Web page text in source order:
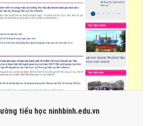
tiểu học ninhbinh.edu.vn